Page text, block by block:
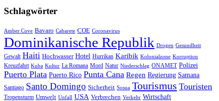
Schlagwörter
Amber Cove Bavaro Cabarete COE Coronavirus
Dominikanische Republik Drogen Gesundheit
Gewalt Haiti Hochwasser Hotel Hurrikan Karibik Kolonialzone Korruption
Kreuzfahrt Kuba Kultur La Romana Mord Natur Niederschlag ONAMET Polizei
Puerto Plata Puerto Rico Punta Cana Regen Regierung Samana
Santiago Santo Domingo Sicherheit Sosua Tourismus Touristen
Tropensturm Umwelt Unfall USA Verbrechen Verkehr Wirtschaft